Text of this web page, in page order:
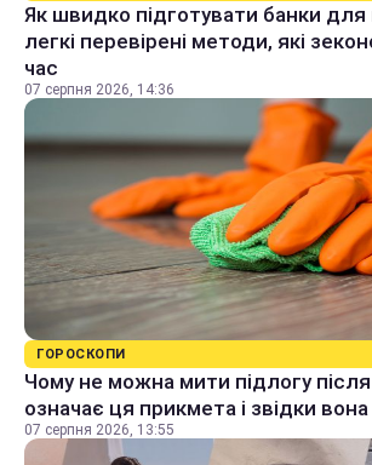
Як швидко підготувати банки для
легкі перевірені методи, які
час
07 серпня 2026, 14:36
ГОРОСКОПИ
Чому не можна мити підлогу
означає ця прикмета і звідки
07 серпня 2026, 13:55